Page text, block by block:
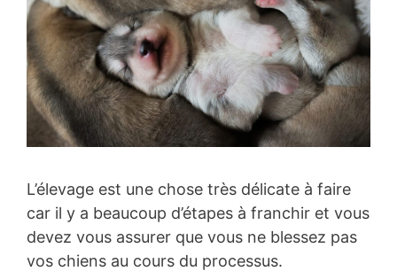
L’élevage est une chose très délicate à faire
car il y a beaucoup d’étapes à franchir et vous
devez vous assurer que vous ne blessez pas
vos chiens au cours du processus.